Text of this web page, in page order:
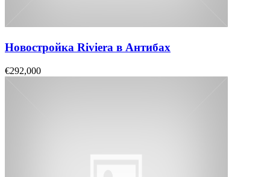
Новостройка Riviera в Антибах
€292,000